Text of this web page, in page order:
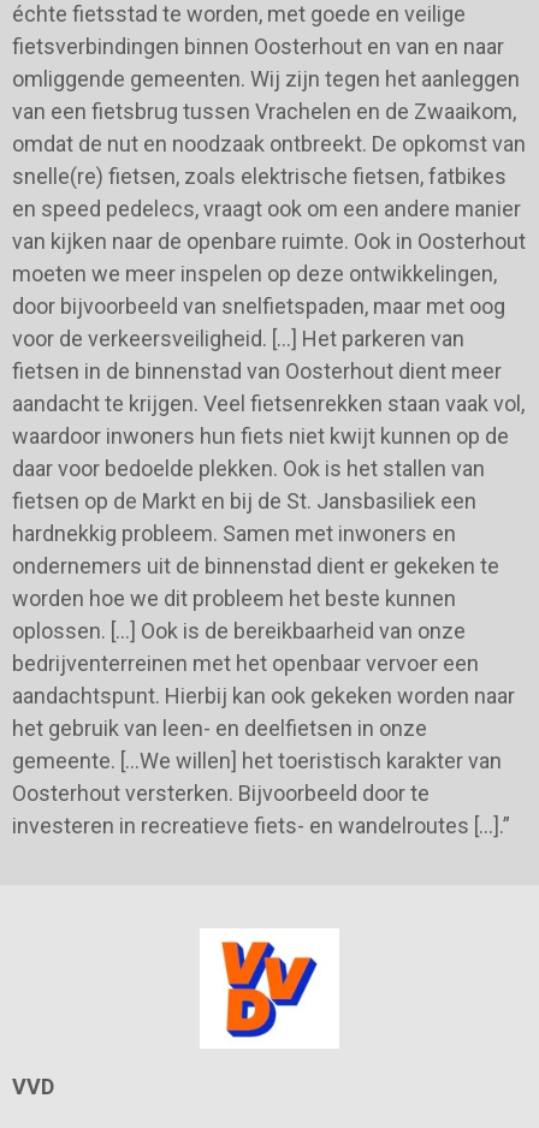
échte fietsstad te worden, met goede en veilige
fietsverbindingen binnen Oosterhout en van en naar
omliggende gemeenten. Wij zijn tegen het aanleggen
van een fietsbrug tussen Vrachelen en de Zwaaikom,
omdat de nut en noodzaak ontbreekt. De opkomst van
snelle(re) fietsen, zoals elektrische fietsen, fatbikes
en speed pedelecs, vraagt ook om een andere manier
van kijken naar de openbare ruimte. Ook in Oosterhout
moeten we meer inspelen op deze ontwikkelingen,
door bijvoorbeeld van snelfietspaden, maar met oog
voor de verkeersveiligheid. […] Het parkeren van
fietsen in de binnenstad van Oosterhout dient meer
aandacht te krijgen. Veel fietsenrekken staan vaak vol,
waardoor inwoners hun fiets niet kwijt kunnen op de
daar voor bedoelde plekken. Ook is het stallen van
fietsen op de Markt en bij de St. Jansbasiliek een
hardnekkig probleem. Samen met inwoners en
ondernemers uit de binnenstad dient er gekeken te
worden hoe we dit probleem het beste kunnen
oplossen. […] Ook is de bereikbaarheid van onze
bedrijventerreinen met het openbaar vervoer een
aandachtspunt. Hierbij kan ook gekeken worden naar
het gebruik van leen- en deelfietsen in onze
gemeente. […We willen] het toeristisch karakter van
Oosterhout versterken. Bijvoorbeeld door te
investeren in recreatieve fiets- en wandelroutes […].”
VVD